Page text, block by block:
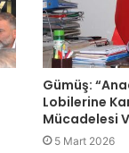
Gümüş:
Lobilerine
Mücadelesi
5 Mart 2026